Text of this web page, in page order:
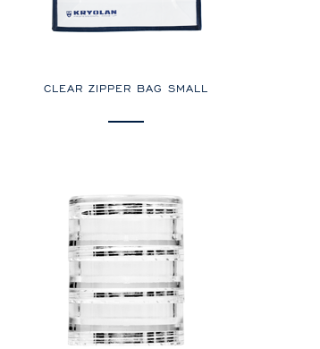
CLEAR ZIPPER BAG SMALL